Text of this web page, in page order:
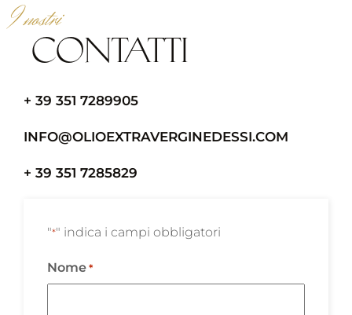
I nostri
CONTATTI
+ 39 351 7289905
INFO@OLIOEXTRAVERGINEDESSI.COM
+ 39 351 7285829
"*" indica i campi obbligatori
Nome *